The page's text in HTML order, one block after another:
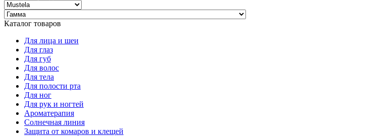
Каталог товаров
Для лица и шеи
Для глаз
Для губ
Для волос
Для тела
Для полости рта
Для ног
Для рук и ногтей
Ароматерапия
Солнечная линия
Защита от комаров и клещей